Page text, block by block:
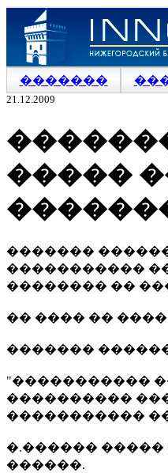
�������
21.12.2009
�����
�������
�����������
�������� ��
�� ���� ��
�������
"�����������
����������
�����������
�.������
������.